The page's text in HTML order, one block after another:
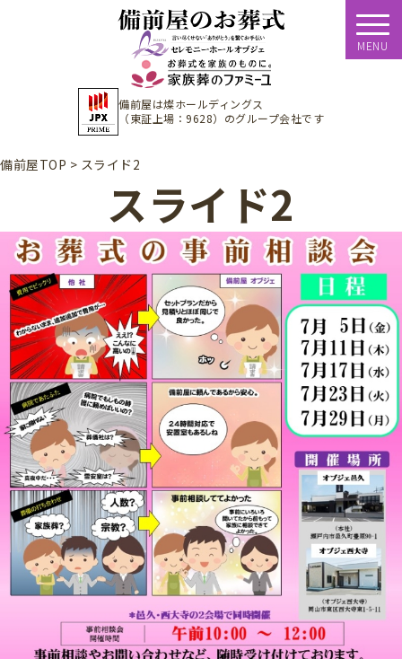
備前屋は燦ホールディングス
（東証上場：9628） のグループ会社です
MENU
備前屋TOP > スライド2
スライド2